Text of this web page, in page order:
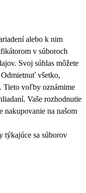
alebo k nim
v súboroch
Svoj súhlas môžete
všetko,
. Tieto voľby oznámime
Vaše rozhodnutie
nakupovanie na našom
týkajúce sa súborov